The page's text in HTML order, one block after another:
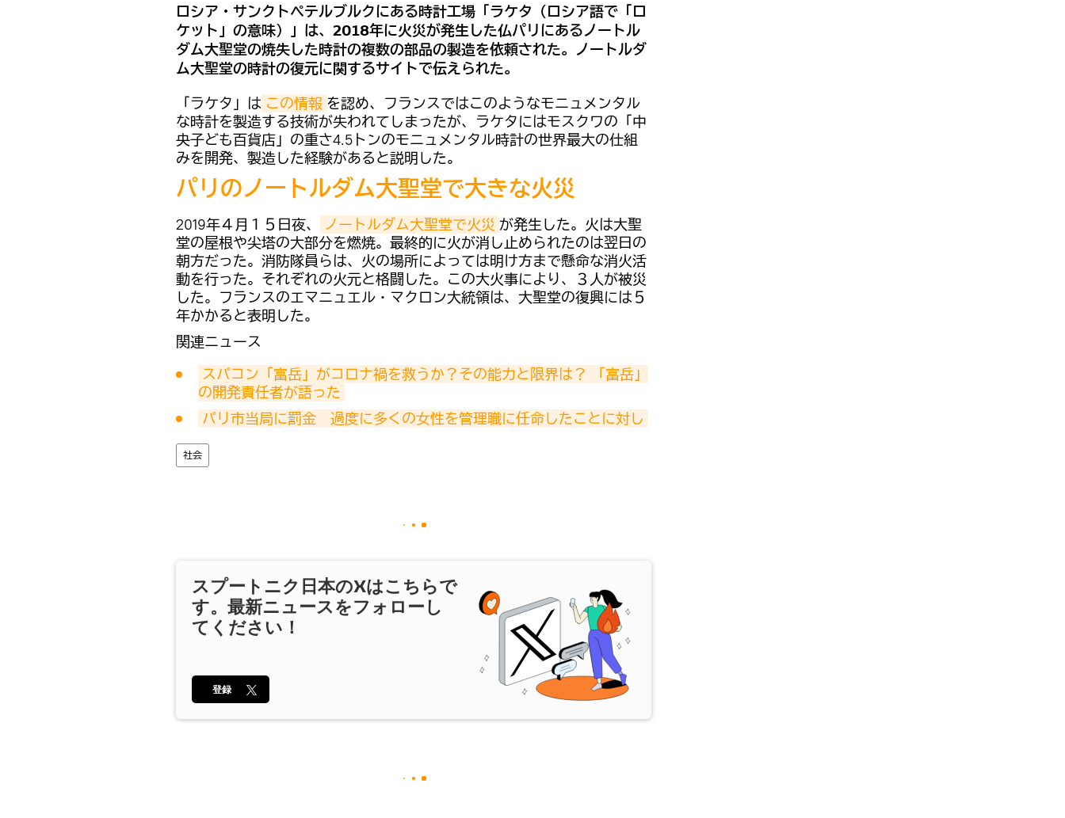
ロシア・サンクトペテルブルクにある時計工場「ラケタ（ロシア語で「ロ
ケット」の意味）」は、2018年に火災が発生した仏パリにあるノートル
ダム大聖堂の焼失した時計の複数の部品の製造を依頼された。ノートルダ
ム大聖堂の時計の復元に関するサイトで伝えられた。
「ラケタ」は この情報 を認め、フランスではこのようなモニュメンタル
な時計を製造する技術が失われてしまったが、ラケタにはモスクワの「中
央子ども百貨店」の重さ4.5トンのモニュメンタル時計の世界最大の仕組
みを開発、製造した経験があると説明した。
パリのノートルダム大聖堂で大きな火災
2019年４月１５日夜、 ノートルダム大聖堂で火災 が発生した。火は大聖
堂の屋根や尖塔の大部分を燃焼。最終的に火が消し止められたのは翌日の
朝方だった。消防隊員らは、火の場所によっては明け方まで懸命な消火活
動を行った。それぞれの火元と格闘した。この大火事により、３人が被災
した。フランスのエマニュエル・マクロン大統領は、大聖堂の復興には５
年かかると表明した。
関連ニュース
スパコン「富岳」がコロナ禍を救うか？その能力と限界は？ 「富岳」
の開発責任者が語った
パリ市当局に罰金　過度に多くの女性を管理職に任命したことに対し
社会
スプートニク日本のXはこちらで
す。最新ニュースをフォローし
てください！
登録